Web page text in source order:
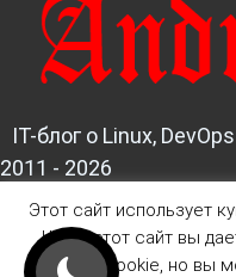
IT-блог о Linux,
2011 - 2026
Этот сайт использует
Читая этот сайт вы
файлов Cookie, но вы